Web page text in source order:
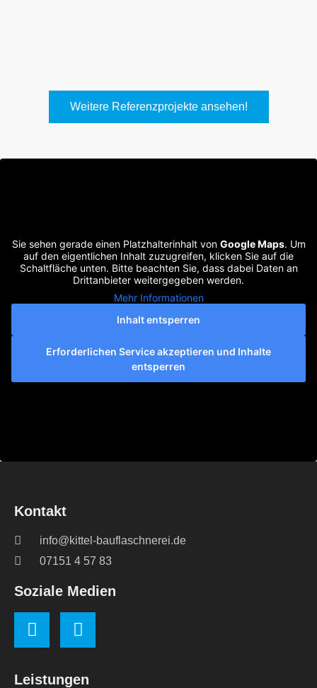
Weitere Referenzprojekte ansehen!
Sie sehen gerade einen Platzhalterinhalt von Google Maps. Um
auf den eigentlichen Inhalt zuzugreifen, klicken Sie auf die
Schaltfläche unten. Bitte beachten Sie, dass dabei Daten an
Drittanbieter weitergegeben werden.
Mehr Informationen
Inhalt entsperren
Erforderlichen Service akzeptieren und Inhalte
entsperren
Leistungen
Kontakt
info@kittel-bauflaschnerei.de
07151 4 57 83
Soziale Medien